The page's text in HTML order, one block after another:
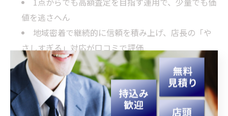
値を逃さへん
地域密着で継続的に信頼を積み上げ、店長の「や
さしすぎる」対応が口コミで評価
せやから“やさしさ”は感情だけやなく、仕組みとプロセ
スで支えられてるんやで。ここが提供価値のコアや。